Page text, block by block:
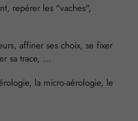
repérer les "vaches",
affiner ses choix, se fixer
sa trace, ...
la micro-aérologie, le